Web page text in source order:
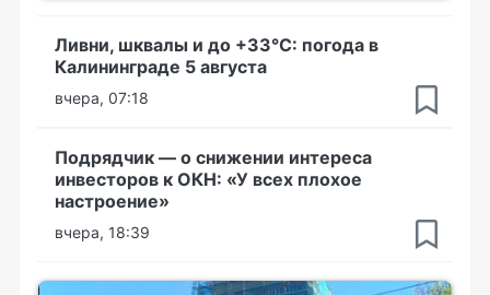
Ливни, шквалы и до +33°С: погода в
Калининграде 5 августа
вчера, 07:18
Подрядчик — о снижении интереса
инвесторов к ОКН: «У всех плохое
настроение»
вчера, 18:39